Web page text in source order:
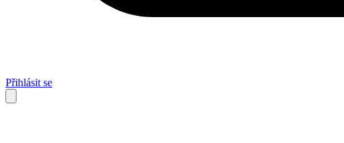
Přihlásit se